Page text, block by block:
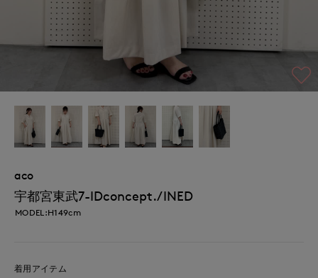
aco
宇都宮東武7-IDconcept./INED
MODEL:H149cm
着用アイテム